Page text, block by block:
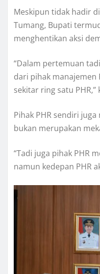
Meskipun tidak hadir
Tumang, Bupati
menghentikan aksi
“Dalam pertemuan
dari pihak manajemen
sekitar ring satu PHR,”
Pihak PHR sendiri
bukan merupakan
“Tadi juga pihak PHR
namun kedepan PHR